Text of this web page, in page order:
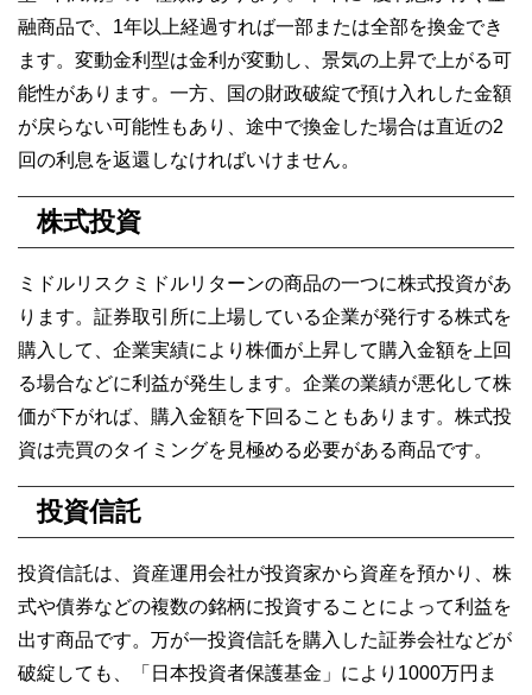
融商品で、1年以上経過すれば一部または全部を換金でき
ます。変動金利型は金利が変動し、景気の上昇で上がる可
能性があります。一方、国の財政破綻で預け入れした金額
が戻らない可能性もあり、途中で換金した場合は直近の2
回の利息を返還しなければいけません。
株式投資
ミドルリスクミドルリターンの商品の一つに株式投資があ
ります。証券取引所に上場している企業が発行する株式を
購入して、企業実績により株価が上昇して購入金額を上回
る場合などに利益が発生します。企業の業績が悪化して株
価が下がれば、購入金額を下回ることもあります。株式投
資は売買のタイミングを見極める必要がある商品です。
投資信託
投資信託は、資産運用会社が投資家から資産を預かり、株
式や債券などの複数の銘柄に投資することによって利益を
出す商品です。万が一投資信託を購入した証券会社などが
破綻しても、「日本投資者保護基金」により1000万円ま